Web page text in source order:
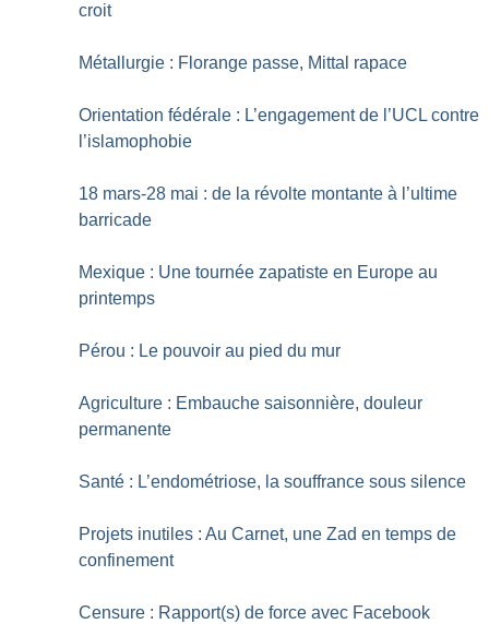
croit
Métallurgie : Florange passe, Mittal rapace
Orientation fédérale : L’engagement de l’UCL contre
l’islamophobie
18 mars-28 mai : de la révolte montante à l’ultime
barricade
Mexique : Une tournée zapatiste en Europe au
printemps
Pérou : Le pouvoir au pied du mur
Agriculture : Embauche saisonnière, douleur
permanente
Santé : L’endométriose, la souffrance sous silence
Projets inutiles : Au Carnet, une Zad en temps de
confinement
Censure : Rapport(s) de force avec Facebook